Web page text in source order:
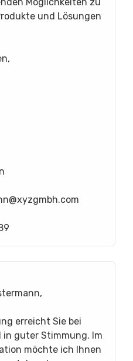
und Lösungen
erreicht Sie bei
guter Stimmung. Im
möchte ich Ihnen